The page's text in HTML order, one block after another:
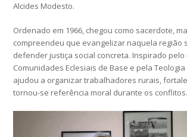
Alcides Modesto.
Ordenado em 1966, chegou como sacerdote,
compreendeu que evangelizar naquela região
defender justiça social concreta. Inspirado
Comunidades Eclesiais de Base e pela
ajudou a organizar trabalhadores rurais,
tornou-se referência moral durante os conflitos.